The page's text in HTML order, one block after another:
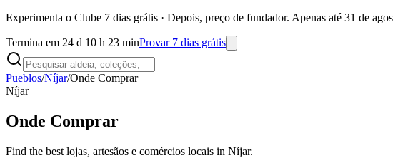
Experimenta o Clube 7 dias grátis · Depois, preço de fundador. Apenas até 31 de
Termina em 24 d 10 h 23 minProvar 7 dias grátis
Pueblos/Níjar/Onde Comprar
Níjar
Onde Comprar
Find the best lojas, artesãos e comércios locais in Níjar.